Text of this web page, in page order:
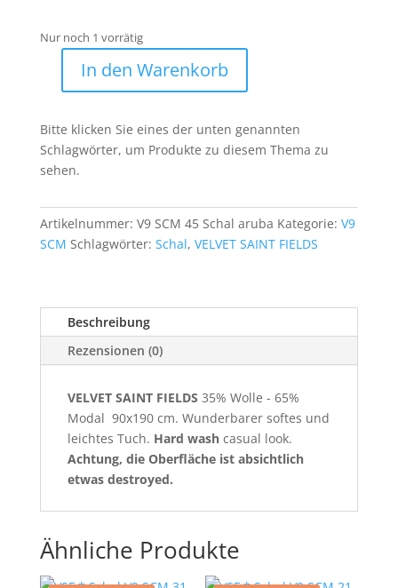
Nur noch 1 vorrätig
Schal
SCM
In den Warenkorb
Bitte klicken Sie eines der unten genannten
Schlagwörter, um Produkte zu diesem Thema zu
sehen.
Artikelnummer: V9 SCM 45 Schal aruba Kategorie: V9
SCM Schlagwörter: Schal, VELVET SAINT FIELDS
Beschreibung
Rezensionen (0)
VELVET SAINT FIELDS 35% Wolle - 65%
Modal 90x190 cm. Wunderbarer softes und
leichtes Tuch. Hard washcasual look.
Achtung, die Oberfläche ist absichtlich
etwas destroyed.
Ähnliche Produkte